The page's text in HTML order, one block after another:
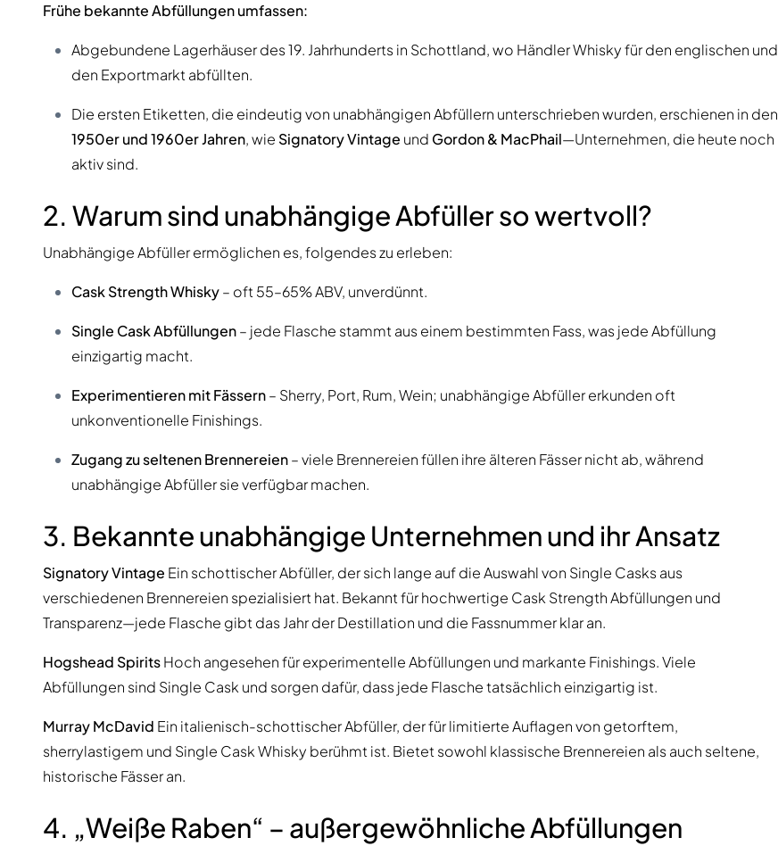
Frühe bekannte Abfüllungen umfassen:
Abgebundene Lagerhäuser des 19. Jahrhunderts in Schottland, wo Händler Whisky für den englischen und
den Exportmarkt abfüllten.
Die ersten Etiketten, die eindeutig von unabhängigen Abfüllern unterschrieben wurden, erschienen in den
1950er und 1960er Jahren, wie Signatory Vintage und Gordon & MacPhail—Unternehmen, die heute noch
aktiv sind.
2. Warum sind unabhängige Abfüller so wertvoll?
Unabhängige Abfüller ermöglichen es, folgendes zu erleben:
Cask Strength Whisky– oft 55–65% ABV, unverdünnt.
Single Cask Abfüllungen– jede Flasche stammt aus einem bestimmten Fass, was jede Abfüllung
einzigartig macht.
Experimentieren mit Fässern– Sherry, Port, Rum, Wein; unabhängige Abfüller erkunden oft
unkonventionelle Finishings.
Zugang zu seltenen Brennereien– viele Brennereien füllen ihre älteren Fässer nicht ab, während
unabhängige Abfüller sie verfügbar machen.
3. Bekannte unabhängige Unternehmen und ihr Ansatz
Signatory Vintage Ein schottischer Abfüller, der sich lange auf die Auswahl von Single Casks aus
verschiedenen Brennereien spezialisiert hat. Bekannt für hochwertige Cask Strength Abfüllungen und
Transparenz—jede Flasche gibt das Jahr der Destillation und die Fassnummer klar an.
Hogshead SpiritsHoch angesehen für experimentelle Abfüllungen und markante Finishings. Viele
Abfüllungen sind Single Cask und sorgen dafür, dass jede Flasche tatsächlich einzigartig ist.
Murray McDavid Ein italienisch-schottischer Abfüller, der für limitierte Auflagen von getorftem,
sherrylastigem und Single Cask Whisky berühmt ist. Bietet sowohl klassische Brennereien als auch seltene,
historische Fässer an.
4. „Weiße Raben“ – außergewöhnliche Abfüllungen